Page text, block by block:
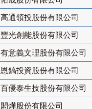
高通領投股份有限公司
豐光創能股份有限公司
有意義文理股份有限公司
恩鎬投資股份有限公司
百優泰生技股份有限公司
閎燁股份有限公司